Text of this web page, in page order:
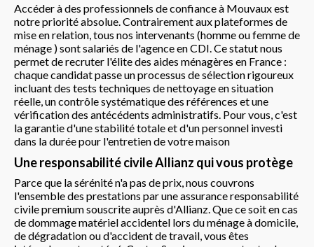
Accéder à des professionnels de confiance à Mouvaux est
notre priorité absolue. Contrairement aux plateformes de
mise en relation, tous nos intervenants (homme ou femme de
ménage ) sont salariés de l'agence en CDI. Ce statut nous
permet de recruter l'élite des aides ménagères en France :
chaque candidat passe un processus de sélection rigoureux
incluant des tests techniques de nettoyage en situation
réelle, un contrôle systématique des références et une
vérification des antécédents administratifs. Pour vous, c'est
la garantie d'une stabilité totale et d'un personnel investi
dans la durée pour l'entretien de votre maison
Une responsabilité civile Allianz qui vous protège
Parce que la sérénité n'a pas de prix, nous couvrons
l'ensemble des prestations par une assurance responsabilité
civile premium souscrite auprès d'Allianz. Que ce soit en cas
de dommage matériel accidentel lors du ménage à domicile,
de dégradation ou d'accident de travail, vous êtes